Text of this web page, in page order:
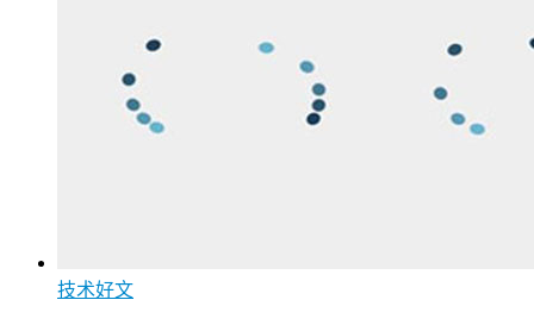
技术好文